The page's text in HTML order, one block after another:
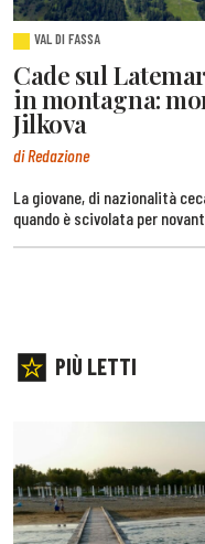
VAL DI FASSA
Cade sul
in montagna:
Jilkova
di Redazione
La giovane, di nazionalità
quando è scivolata per
PIÙ LETTI